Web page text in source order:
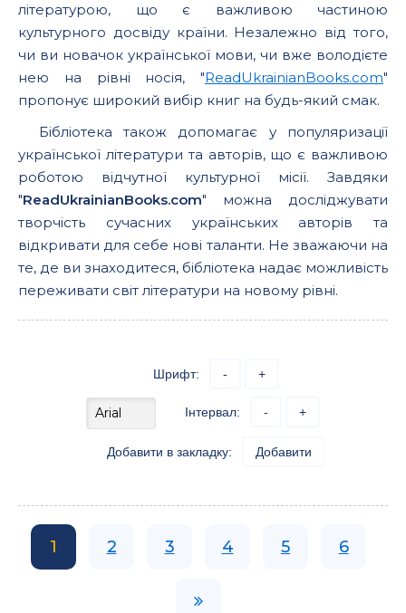
літературою, що є важливою частиною
культурного досвіду країни. Незалежно від того,
чи ви новачок української мови, чи вже володієте
нею на рівні носія, "ReadUkrainianBooks.com"
пропонує широкий вибір книг на будь-який смак.
Бібліотека також допомагає у популяризації
української літератури та авторів, що є важливою
роботою відчутної культурної місії. Завдяки
"ReadUkrainianBooks.com" можна досліджувати
творчість сучасних українських авторів та
відкривати для себе нові таланти. Не зважаючи на
те, де ви знаходитеся, бібліотека надає можливість
переживати світ літератури на новому рівні.
Шрифт: - +
Інтервал: - +
Добавити в закладку: Добавити
1 2 3 4 5 6